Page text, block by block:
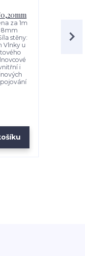
za 1m
8mm
stěny:
Vlnky u
i
Ruční
vlnovcové